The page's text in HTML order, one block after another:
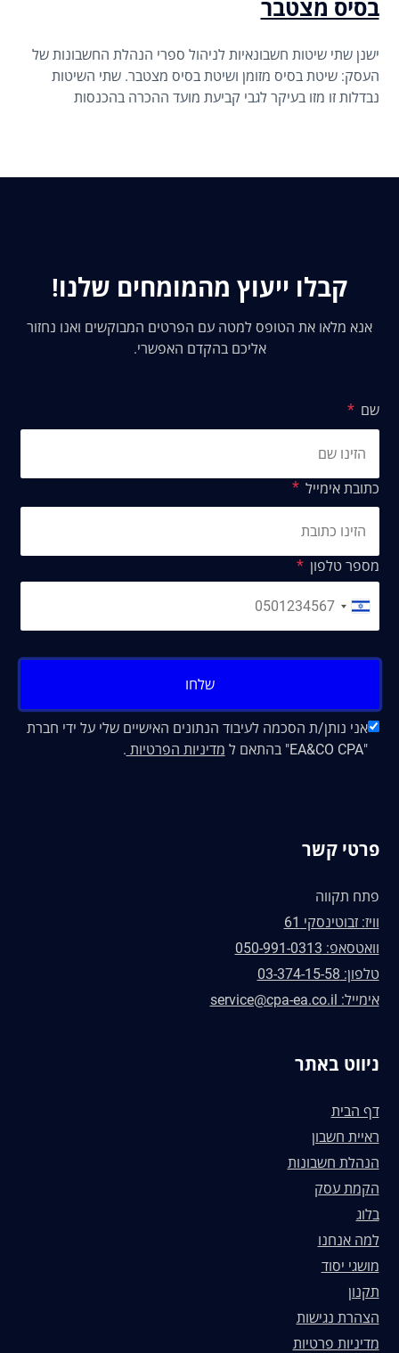
בסיס מצטבר
ישנן שתי שיטות חשבונאיות לניהול ספרי הנהלת החשבונות של
העסק: שיטת בסיס מזומן ושיטת בסיס מצטבר. שתי השיטות
נבדלות זו מזו בעיקר לגבי קביעת מועד ההכרה בהכנסות
קבלו ייעוץ מהמומחים שלנו!
אנא מלאו את הטופס למטה עם הפרטים המבוקשים ואנו נחזור
אליכם בהקדם האפשרי.
שם
כתובת אימייל
מספר טלפון
שלחו
אני נותן/ת הסכמה לעיבוד הנתונים האישיים שלי על ידי חברת
"EA&CO CPA" בהתאם ל
מדיניות הפרטיות .
פרטי קשר
פתח תקווה
וויז: זבוטינסקי 61
וואטסאפ: 050-991-0313
טלפון: 03-374-15-58
אימייל: service@cpa-ea.co.il
ניווט באתר
דף הבית
ראיית חשבון
הנהלת חשבונות
הקמת עסק
בלוג
למה אנחנו
מושגי יסוד
תקנון
הצהרת נגישות
מדיניות פרטיות